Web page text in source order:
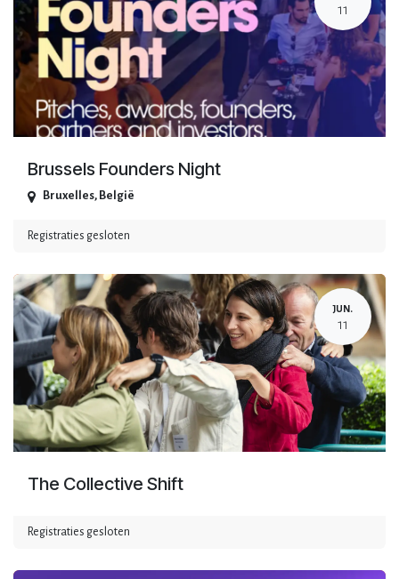
11
Brussels Founders Night
Bruxelles, België
Registraties gesloten
JUN.
11
The Collective Shift
Registraties gesloten